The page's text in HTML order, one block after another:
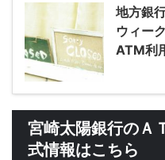
地方銀
ウィー
ATM利
宮崎太陽銀行のＡ
式情報はこちら